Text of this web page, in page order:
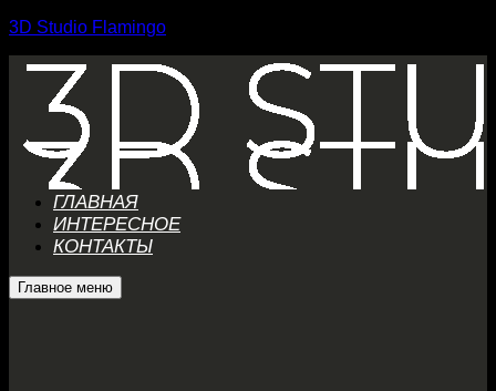
3D Studio Flamingo
ГЛАВНАЯ
ИНТЕРЕСНОЕ
КОНТАКТЫ
Главное меню